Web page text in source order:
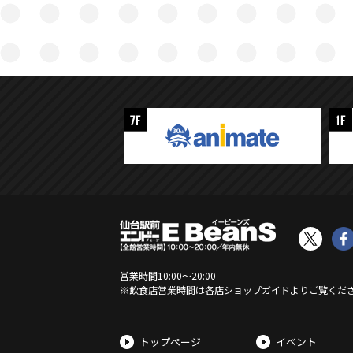
営業時間10:00〜20:00
※飲食店営業時間は各店ショップガイドよりご覧くだ
トップページ イベント